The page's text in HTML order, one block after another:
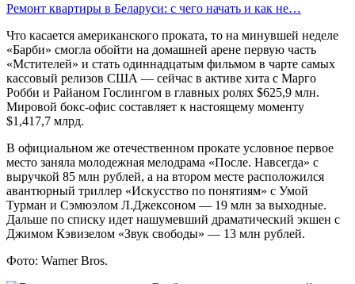
Ремонт квартиры в Беларуси: с чего начать и как не…
Что касается американского проката, то на минувшей неделе
«Барби» смогла обойти на домашней арене первую часть
«Мстителей» и стать одиннадцатым фильмом в чарте самых
кассовый релизов США — сейчас в активе хита с Марго
Робби и Райаном Гослингом в главных ролях $625,9 млн.
Мировой бокс-офис составляет к настоящему моменту
$1,417,7 млрд.
В официальном же отечественном прокате условное первое
место заняла молодежная мелодрама «После. Навсегда» с
выручкой 85 млн рублей, а на втором месте расположился
авантюрный триллер «Искусство по понятиям» с Умой
Турман и Сэмюэлом Л.Джексоном — 19 млн за выходные.
Дальше по списку идет нашумевший драматический экшен с
Джимом Кэвизелом «Звук свободы» — 13 млн рублей.
Фото: Warner Bros.